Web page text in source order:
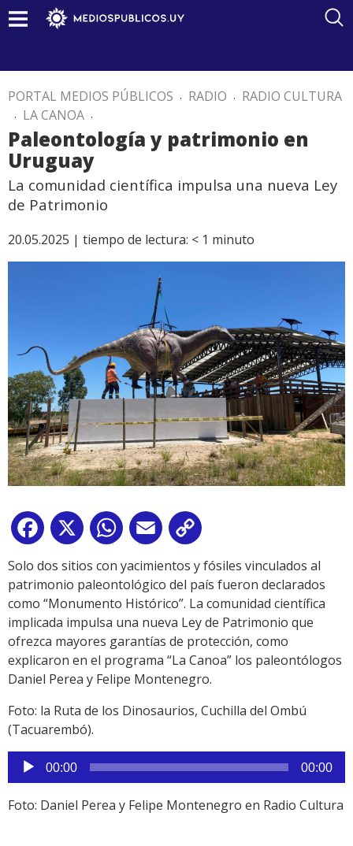
PORTAL MEDIOS PÚBLICOS . RADIO . RADIO CULTURA
. LA CANOA .
Paleontología y patrimonio en
Uruguay
La comunidad científica impulsa una nueva Ley
de Patrimonio
20.05.2025 | tiempo de lectura: < 1 minuto
Facebook
X WhatsApp
Email
Link
Solo dos sitios con yacimientos y fósiles vinculados al
patrimonio paleontológico del país fueron declarados
como “Monumento Histórico”. La comunidad científica
implicada impulsa una nueva Ley de Patrimonio que
ofrezca mayores garantías de protección, como
explicaron en el programa “La Canoa” los paleontólogos
Daniel Perea y Felipe Montenegro.
Foto: la Ruta de los Dinosaurios, Cuchilla del Ombú
(Tacuarembó).
Reproductor
de
audio
00:00 00:00
Foto: Daniel Perea y Felipe Montenegro en Radio Cultura